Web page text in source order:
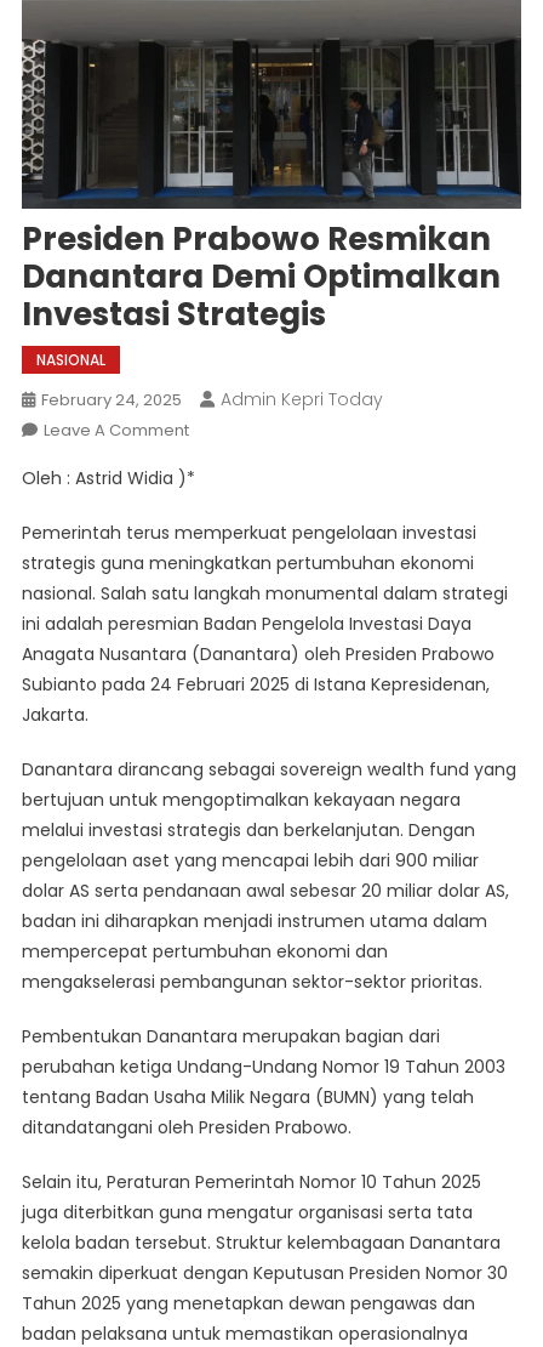
Presiden Prabowo Resmikan
Danantara Demi Optimalkan
Investasi Strategis
NASIONAL
February 24, 2025 Admin Kepri Today
Leave A CommentOn
Prabowo
Danantara
Demi
Optimalkan
Investasi
Strategis
Oleh : Astrid Widia )*
Pemerintah terus memperkuat pengelolaan investasi
strategis guna meningkatkan pertumbuhan ekonomi
nasional. Salah satu langkah monumental dalam strategi
ini adalah peresmian Badan Pengelola Investasi Daya
Anagata Nusantara (Danantara) oleh Presiden Prabowo
Subianto pada 24 Februari 2025 di Istana Kepresidenan,
Jakarta.
Danantara dirancang sebagai sovereign wealth fund yang
bertujuan untuk mengoptimalkan kekayaan negara
melalui investasi strategis dan berkelanjutan. Dengan
pengelolaan aset yang mencapai lebih dari 900 miliar
dolar AS serta pendanaan awal sebesar 20 miliar dolar AS,
badan ini diharapkan menjadi instrumen utama dalam
mempercepat pertumbuhan ekonomi dan
mengakselerasi pembangunan sektor-sektor prioritas.
Pembentukan Danantara merupakan bagian dari
perubahan ketiga Undang-Undang Nomor 19 Tahun 2003
tentang Badan Usaha Milik Negara (BUMN) yang telah
ditandatangani oleh Presiden Prabowo.
Selain itu, Peraturan Pemerintah Nomor 10 Tahun 2025
juga diterbitkan guna mengatur organisasi serta tata
kelola badan tersebut. Struktur kelembagaan Danantara
semakin diperkuat dengan Keputusan Presiden Nomor 30
Tahun 2025 yang menetapkan dewan pengawas dan
badan pelaksana untuk memastikan operasionalnya